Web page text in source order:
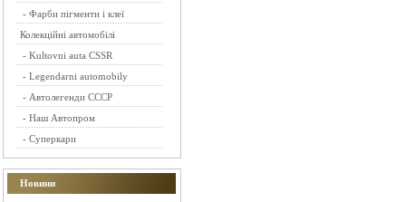
- Фарби пігменти і клеї
Колекційні автомобілі
- Kultovni auta CSSR
- Legendarni automobily
- Автолегенди СССР
- Наш Автопром
- Суперкари
Новини